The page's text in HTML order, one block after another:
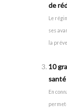
de
Le
ses
la
10
En
permet